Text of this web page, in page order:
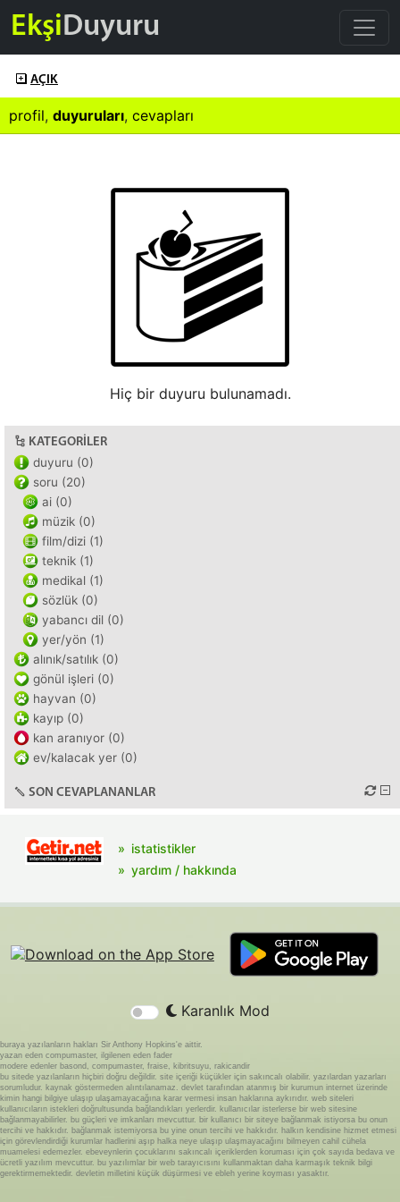
EkşiDuyuru
AÇIK
profil, duyuruları, cevapları
Hiç bir duyuru bulunamadı.
KATEGORILER
duyuru (0)
soru (20)
ai (0)
müzik (0)
film/dizi (1)
teknik (1)
medikal (1)
sözlük (0)
yabancı dil (0)
yer/yön (1)
alınık/satılık (0)
gönül işleri (0)
hayvan (0)
kayıp (0)
kan aranıyor (0)
ev/kalacak yer (0)
SON CEVAPLANANLAR
istatistikler
yardım / hakkında
Karanlık Mod
buraya yazılanların hakları Sir Anthony Hopkins'e aittir.
yazan eden compumaster, ilgilenen eden fader
modere edenler basond, compumaster, fraise, kibritsuyu, rakicandir
bu sitede yazılanların hiçbiri doğru değildir. site içeriği küçükler için sakıncalı olabilir. yazılardan yazarları
sorumludur. kaynak göstermeden alıntılanamaz. devlet tarafından atanmış bir kurumun internet üzerinde
kimin hangi bilgiye ulaşıp ulaşamayacağına karar vermesi insan haklarına aykırıdır. web siteleri
kullanıcıların istekleri doğrultusunda bağlandıkları yerlerdir. kullanıcılar isterlerse bir web sitesine
bağlanmayabilirler. bu güçleri ve imkanları mevcuttur. bir kullanıcı bir siteye bağlanmak istiyorsa bu onun
tercihi ve hakkıdır. bağlanmak istemiyorsa bu yine onun tercihi ve hakkıdır. halkın kendisine hizmet etmesi
için görevlendirdiği kurumlar hadlerini aşıp halka neye ulaşıp ulaşmayacağını bilmeyen cahil cühela
muamelesi edemezler. ebeveynlerin çocuklarını sakıncalı içeriklerden koruması için çok sayıda bedava ve
ücretli yazılım mevcuttur. bu yazılımlar bir web tarayıcısını kullanmaktan daha karmaşık teknik bilgi
gerektirmemektedir. devletin milletini küçük düşürmesi ve ebleh yerine koyması yasaktır.